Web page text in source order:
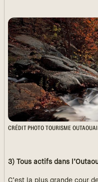
CRÉDIT PHOTO TOURISME
3) Tous actifs dans
C’est la plus grande cour